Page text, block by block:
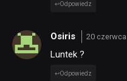
Odpowiedz
Osiris 20
Luntek ?
Odpowiedz